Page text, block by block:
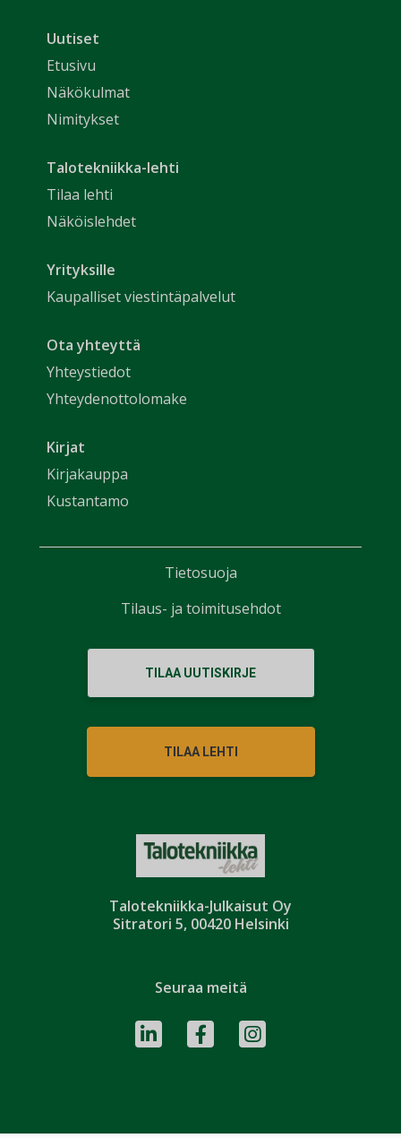
Talotekniikka-Julkaisut Oy
Sitratori 5, 00420 Helsinki
Uutiset
Etusivu
Näkökulmat
Nimitykset
Talotekniikka-lehti
Tilaa lehti
Näköislehdet
Yrityksille
Kaupalliset viestintäpalvelut
Ota yhteyttä
Yhteystiedot
Yhteydenottolomake
Kirjat
Kirjakauppa
Kustantamo
TILAA UUTISKIRJE
TILAA LEHTI
Seuraa meitä
Tietosuoja
Tilaus- ja toimitusehdot